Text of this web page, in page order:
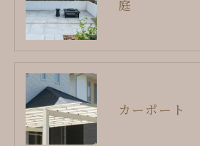
庭
カーポート